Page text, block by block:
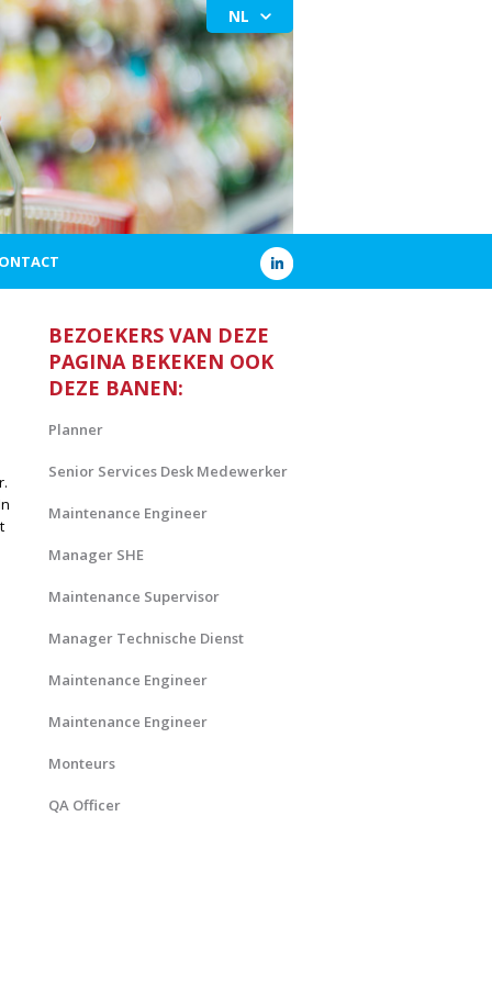
NL
BEZOEKERS VAN DEZE
PAGINA BEKEKEN OOK
DEZE BANEN:
Planner
Senior Services Desk Medewerker
Maintenance Engineer
Manager SHE
Maintenance Supervisor
Manager Technische Dienst
Maintenance Engineer
Maintenance Engineer
Monteurs
QA Officer